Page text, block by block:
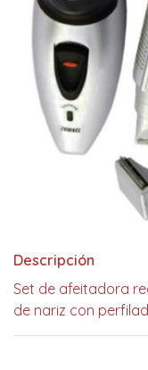
Descripción
Set de afeitadora
de nariz con